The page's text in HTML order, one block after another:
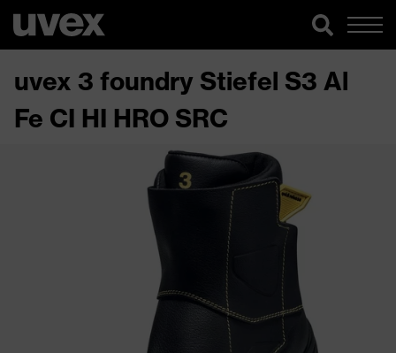
uvex 3 foundry Stiefel S3 Al
Fe CI HI HRO SRC